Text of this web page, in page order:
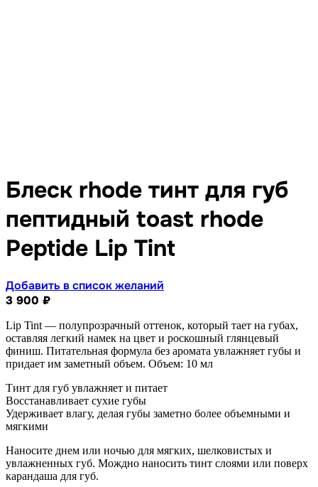
Блеск rhode тинт для губ
пептидный toast rhode
Peptide Lip Tint
Добавить в список желаний
3 900 ₽
Lip Tint — полупрозрачный оттенок, который тает на губах,
оставляя легкий намек на цвет и роскошный глянцевый
финиш. Питательная формула без аромата увлажняет губы и
придает им заметный объем. Объем: 10 мл
Тинт для губ увлажняет и питает
Восстанавливает сухие губы
Удерживает влагу, делая губы заметно более объемными и
мягкими
Наносите днем или ночью для мягких, шелковистых и
увлажненных губ. Мождно наносить тинт слоями или поверх
карандаша для губ.